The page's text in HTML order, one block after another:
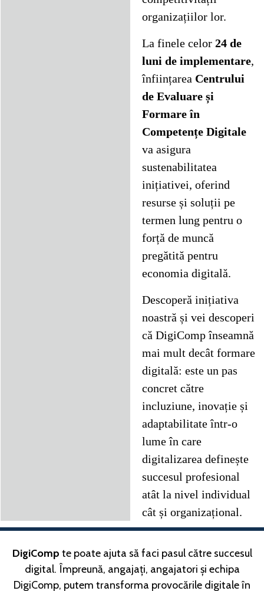
organizațiilor lor.
La finele celor 24 de
luni de implementare,
înființarea Centrului
de Evaluare și
Formare în
Competențe Digitale
va asigura
sustenabilitatea
inițiativei, oferind
resurse și soluții pe
termen lung pentru o
forță de muncă
pregătită pentru
economia digitală.
Descoperă inițiativa
noastră și vei descoperi
că DigiComp înseamnă
mai mult decât formare
digitală: este un pas
concret către
incluziune, inovație și
adaptabilitate într-o
lume în care
digitalizarea definește
succesul profesional
atât la nivel individual
cât și organizațional.
DigiComp te poate ajuta să faci pasul către succesul
digital. Împreună, angajați, angajatori și echipa
DigiComp, putem transforma provocările digitale în